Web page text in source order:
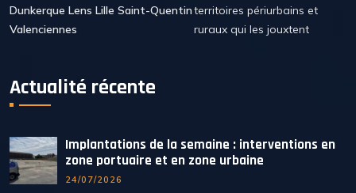
Dunkerque Lens Lille Saint-Quentin
Valenciennes
territoires périurbains et
ruraux qui les jouxtent
Actualité récente
Implantations de la semaine : interventions en
zone portuaire et en zone urbaine
24/07/2026